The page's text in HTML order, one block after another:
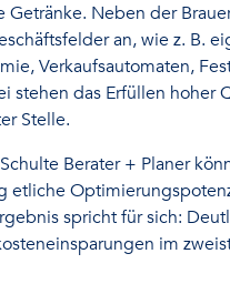
Getränke. Neben der
an, wie z. B.
Verkaufsautomaten,
stehen das Erfüllen hoher
Stelle.
Berater + Planer
etliche
spricht für sich:
im